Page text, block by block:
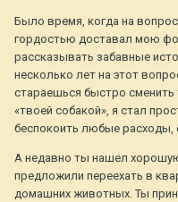
Было время, когда на вопрос
гордостью доставал мою
рассказывать забавные
несколько лет на этот
стараешься быстро сменить
«твоей собакой», я стал
беспокоить любые расходы,
А недавно ты нашел
предложили переехать в
домашних животных. Ты